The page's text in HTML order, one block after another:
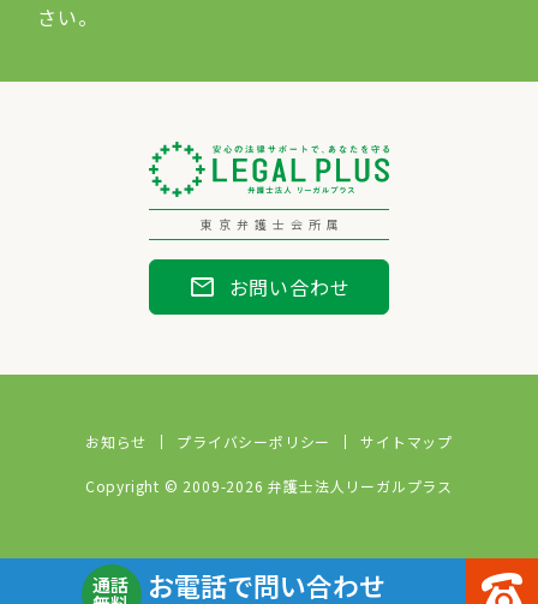
さい。
東京弁護士会所属
mail お問い合わせ
お知らせ プライバシーポリシー サイトマップ
Copyright © 2009-2026 弁護士法人リーガルプラス
通話 お電話で問い合わせ